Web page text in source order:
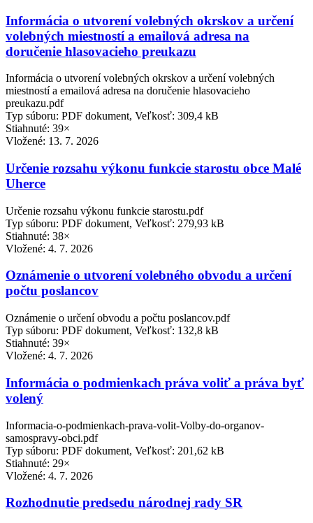
Informácia o utvorení volebných okrskov a určení
volebných miestností a emailová adresa na
doručenie hlasovacieho preukazu
Informácia o utvorení volebných okrskov a určení volebných
miestností a emailová adresa na doručenie hlasovacieho
preukazu.pdf
Typ súboru: PDF dokument, Veľkosť: 309,4 kB
Stiahnuté: 39×
Vložené: 13. 7. 2026
Určenie rozsahu výkonu funkcie starostu obce Malé
Uherce
Určenie rozsahu výkonu funkcie starostu.pdf
Typ súboru: PDF dokument, Veľkosť: 279,93 kB
Stiahnuté: 38×
Vložené: 4. 7. 2026
Oznámenie o utvorení volebného obvodu a určení
počtu poslancov
Oznámenie o určení obvodu a počtu poslancov.pdf
Typ súboru: PDF dokument, Veľkosť: 132,8 kB
Stiahnuté: 39×
Vložené: 4. 7. 2026
Informácia o podmienkach práva voliť a práva byť
volený
Informacia-o-podmienkach-prava-volit-Volby-do-organov-
samospravy-obci.pdf
Typ súboru: PDF dokument, Veľkosť: 201,62 kB
Stiahnuté: 29×
Vložené: 4. 7. 2026
Rozhodnutie predsedu národnej rady SR